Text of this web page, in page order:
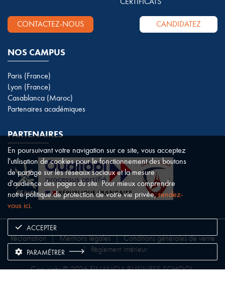
CONTACTEZ-NOUS CANDIDATEZ
NOS CAMPUS
Paris (France)
Lyon (France)
Casablanca (Maroc)
Partenaires académiques
PARTENAIRES
Copyright © 2026 FINANCIA BUSINESS SCHOOL.
Réclamation | Mentions légales | Conditions générales de vente
|
Règlement intérieur
En poursuivant votre navigation sur ce site, vous acceptez
l'utilisation de cookies pour le fonctionnement des boutons
de partage sur les réseaux sociaux et la mesure
d'audience des pages du site. Pour mieux comprendre
notre politique de protection de votre vie privée,rendez-
vous ici.
ACCEPTER
PARAMÉTRER